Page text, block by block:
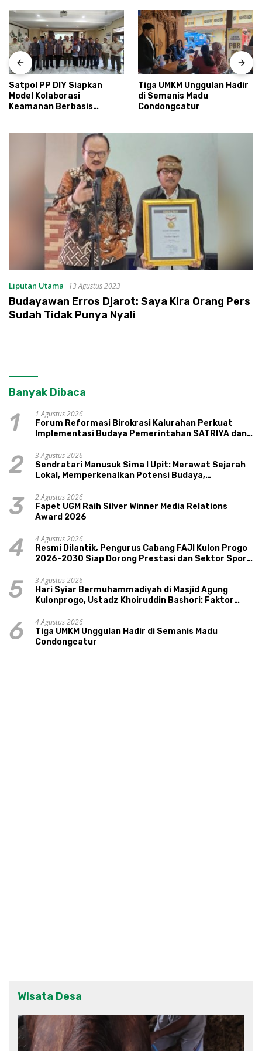
Satpol PP DIY Siapkan
Model Kolaborasi
Keamanan Berbasis
Tiga UMKM Unggulan Hadir
di Semanis Madu
Condongcatur
Liputan Utama 13 Agustus 2023
Budayawan Erros Djarot: Saya Kira Orang Pers
Sudah Tidak Punya Nyali
Banyak Dibaca
1
1 Agustus 2026
Forum Reformasi Birokrasi Kalurahan Perkuat
Implementasi Budaya Pemerintahan SATRIYA dan
2
3 Agustus 2026
Sendratari Manusuk Sima I Upit: Merawat Sejarah
Lokal, Memperkenalkan Potensi Budaya,
3
2 Agustus 2026
Fapet UGM Raih Silver Winner Media Relations
Award 2026
4
4 Agustus 2026
Resmi Dilantik, Pengurus Cabang FAJI Kulon Progo
2026-2030 Siap Dorong Prestasi dan Sektor Sport
5
3 Agustus 2026
Hari Syiar Bermuhammadiyah di Masjid Agung
Kulonprogo, Ustadz Khoiruddin Bashori: Faktor
6
4 Agustus 2026
Tiga UMKM Unggulan Hadir di Semanis Madu
Condongcatur
Wisata Desa